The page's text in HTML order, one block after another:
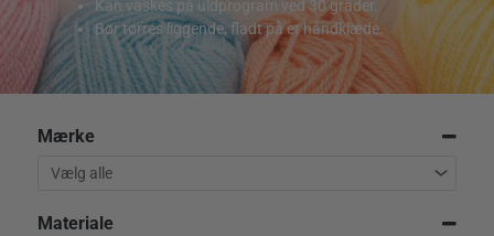
Kan vaskes på uldprogram ved 30 grader.
Bør tørres liggende, fladt på et håndklæde.
Mærke
Materiale